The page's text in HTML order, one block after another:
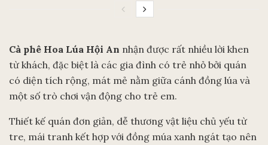
Cà phê Hoa Lúa Hội An nhận được rất nhiều lời khen
từ khách, đặc biệt là các gia đình có trẻ nhỏ bởi quán
có diện tích rộng, mát mẻ nằm giữa cánh đồng lúa và
một số trò chơi vận động cho trẻ em.
Thiết kế quán đơn giản, dễ thương vật liệu chủ yếu từ
tre, mái tranh kết hợp với đồng múa xanh ngát tạo nên